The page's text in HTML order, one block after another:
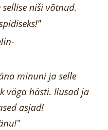
niši võtnud.
-
minuni ja selle
väga hästi. Ilusad ja
asjad!